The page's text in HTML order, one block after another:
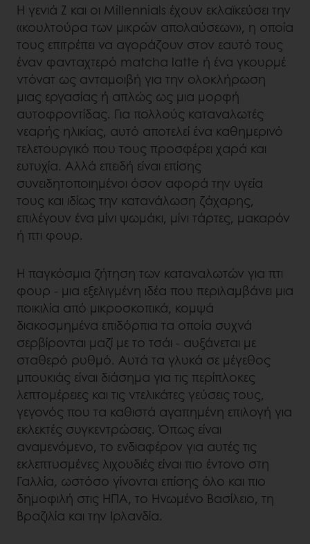
Η γενιά Z και οι Millennials έχουν εκλαϊκεύσει την
«κουλτούρα των μικρών απολαύσεων», η οποία
τους επιτρέπει να αγοράζουν στον εαυτό τους
έναν φανταχτερό matcha latte ή ένα γκουρμέ
ντόνατ ως ανταμοιβή για την ολοκλήρωση
μιας εργασίας ή απλώς ως μια μορφή
αυτοφροντίδας. Για πολλούς καταναλωτές
νεαρής ηλικίας, αυτό αποτελεί ένα καθημερινό
τελετουργικό που τους προσφέρει χαρά και
ευτυχία. Αλλά επειδή είναι επίσης
συνειδητοποιημένοι όσον αφορά την υγεία
τους και ιδίως την κατανάλωση ζάχαρης,
επιλέγουν ένα μίνι ψωμάκι, μίνι τάρτες, μακαρόν
ή πτι φουρ.
Η παγκόσμια ζήτηση των καταναλωτών για πτι
φουρ - μια εξελιγμένη ιδέα που περιλαμβάνει μια
ποικιλία από μικροσκοπικά, κομψά
διακοσμημένα επιδόρπια τα οποία συχνά
σερβίρονται μαζί με το τσάι - αυξάνεται με
σταθερό ρυθμό. Αυτά τα γλυκά σε μέγεθος
μπουκιάς είναι διάσημα για τις περίπλοκες
λεπτομέρειες και τις ντελικάτες γεύσεις τους,
γεγονός που τα καθιστά αγαπημένη επιλογή για
εκλεκτές συγκεντρώσεις. Όπως είναι
αναμενόμενο, το ενδιαφέρον για αυτές τις
εκλεπτυσμένες λιχουδιές είναι πιο έντονο στη
Γαλλία, ωστόσο γίνονται επίσης όλο και πιο
δημοφιλή στις ΗΠΑ, το Ηνωμένο Βασίλειο, τη
Βραζιλία και την Ιρλανδία.